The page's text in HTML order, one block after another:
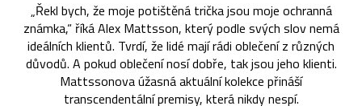
„Řekl bych, že moje potištěná trička jsou moje ochranná
známka,“ říká Alex Mattsson, který podle svých slov nemá
ideálních klientů. Tvrdí, že lidé mají rádi oblečení z různých
důvodů. A pokud oblečení nosí dobře, tak jsou jeho klienti.
Mattssonova úžasná aktuální kolekce přináší
transcendentální premisy, která nikdy nespí.